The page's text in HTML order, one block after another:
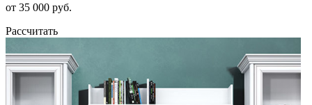
от 35 000 руб.
Рассчитать